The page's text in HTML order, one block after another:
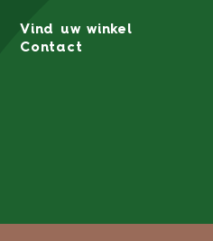
Vind uw winkel
Contact